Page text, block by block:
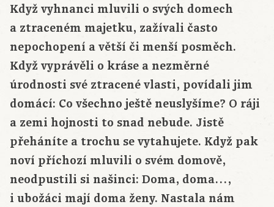
Když vyhnanci mluvili o svých domech
a ztraceném majetku, zažívali často
nepochopení a větší či menší posměch.
Když vyprávěli o kráse a nezměrné
úrodnosti své ztracené vlasti, povídali jim
domácí: Co všechno ještě neuslyšíme? O ráji
a zemi hojnosti to snad nebude. Jistě
přeháníte a trochu se vytahujete. Když pak
noví příchozí mluvili o svém domově,
neodpustili si našinci: Doma, doma…,
i ubožáci mají doma ženy. Nastala nám